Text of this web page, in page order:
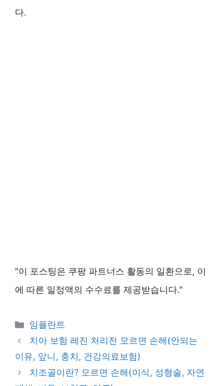
다.
"이 포스팅은 쿠팡 파트너스 활동의 일환으로, 이
에 따른 일정액의 수수료를 제공받습니다."
카
테
리
임플란트
치아 보험 레진 처리전 모르면 손해(안되는
이유, 앞니, 충치, 건강의료보험)
치조골이란? 모르면 손해(이식, 성형술, 자연